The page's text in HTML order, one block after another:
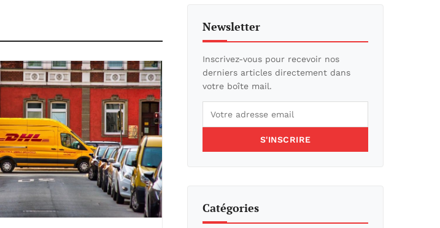
Newsletter
Inscrivez-vous pour recevoir nos
derniers articles directement dans
votre boîte mail.
S'INSCRIRE
Catégories